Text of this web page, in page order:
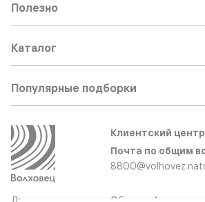
Полезно
Каталог
Популярные подборки
Клиентский
Почта по общим